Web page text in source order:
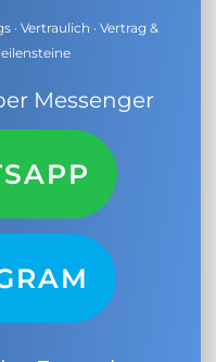
Vertraulich · Vertrag &
Messenger